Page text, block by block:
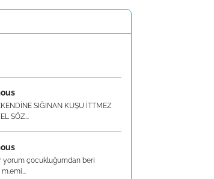
SIĞINAN KUŞU İTTMEZ
SÖZ...
yorum çocukluğumdan beri